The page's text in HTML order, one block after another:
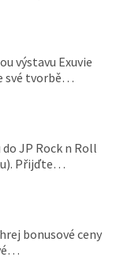
výstavu Exuvie
své tvorbě…
JP Rock n Roll
Přijďte…
bonusové ceny